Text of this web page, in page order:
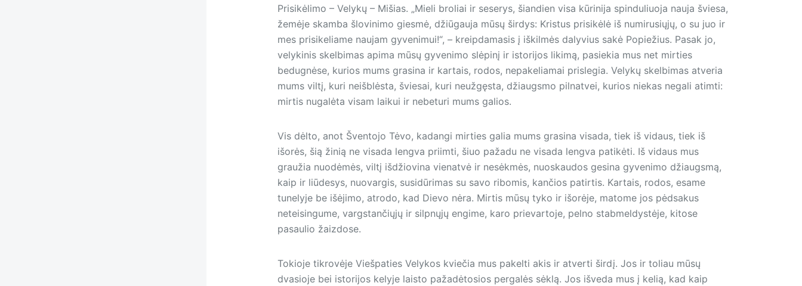
Prisikėlimo – Velykų – Mišias. „Mieli broliai ir seserys, šiandien visa kūrinija spinduliuoja nauja šviesa,
žemėje skamba šlovinimo giesmė, džiūgauja mūsų širdys: Kristus prisikėlė iš numirusiųjų, o su juo ir
mes prisikeliame naujam gyvenimui!“, – krei­pdamasis į iškilmės dalyvius sakė Popiežius. Pasak jo,
velykinis skelbimas apima mūsų gyvenimo slėpinį ir istorijos likimą, pasiekia mus net mirties
bedugnėse, kurios mums grasina ir kartais, rodos, nepakeliamai prislegia. Velykų skelbimas atveria
mums viltį, kuri neišblėsta, šviesai, kuri neužgęsta, džiaugsmo pilnatvei, kurios niekas negali atimti:
mirtis nugalėta visam laikui ir nebeturi mums galios.
Vis dėlto, anot Šventojo Tėvo, kadangi mirties galia mums grasina visada, tiek iš vidaus, tiek iš
išorės, šią žinią ne visada lengva priimti, šiuo pažadu ne visada lengva patikėti. Iš vidaus mus
graužia nuodėmės, viltį išdžiovina vienatvė ir nesėkmės, nuoskaudos gesina gyvenimo džiaugsmą,
kaip ir liūdesys, nuovargis, susidūrimas su savo ribomis, kančios patirtis. Kartais, rodos, esame
tunelyje be išėjimo, atrodo, kad Dievo nėra. Mirtis mūsų tyko ir išorėje, matome jos pėdsakus
neteisingume, vargstančiųjų ir silpnųjų engime, karo prievartoje, pelno stabmeldystėje, kitose
pasaulio žaizdose.
Tokioje tikrovėje Viešpaties Velykos kviečia mus pakelti akis ir atverti širdį. Jos ir toliau mūsų
dvasioje bei istorijos kelyje laisto pažadėtosios pergalės sėklą. Jos išveda mus į kelią, kad kaip